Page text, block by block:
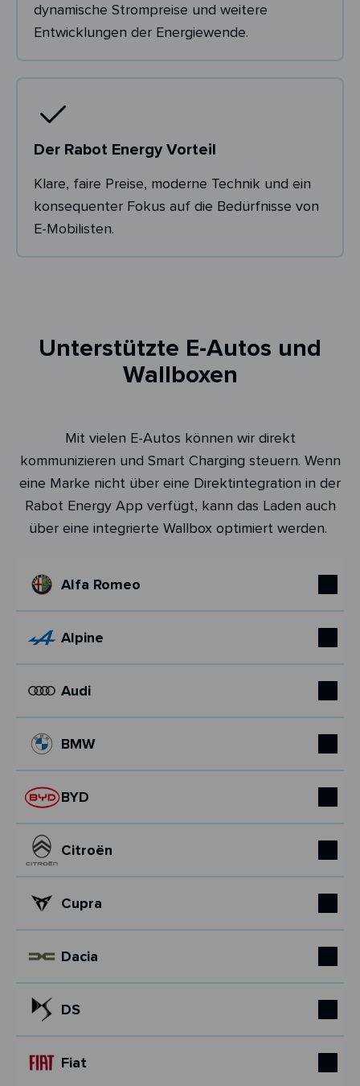
dynamische Strompreise und weitere
Entwicklungen der Energiewende.
Der Rabot Energy Vorteil
Klare, faire Preise, moderne Technik und ein
konsequenter Fokus auf die Bedürfnisse von
E-Mobilisten.
Unterstützte E-Autos und
Wallboxen
Mit vielen E-Autos können wir direkt
kommunizieren und Smart Charging steuern. Wenn
eine Marke nicht über eine Direktintegration in der
Rabot Energy App verfügt, kann das Laden auch
über eine integrierte Wallbox optimiert werden.
Alfa Romeo
Alpine
Audi
BMW
BYD
Citroën
Cupra
Dacia
DS
Fiat